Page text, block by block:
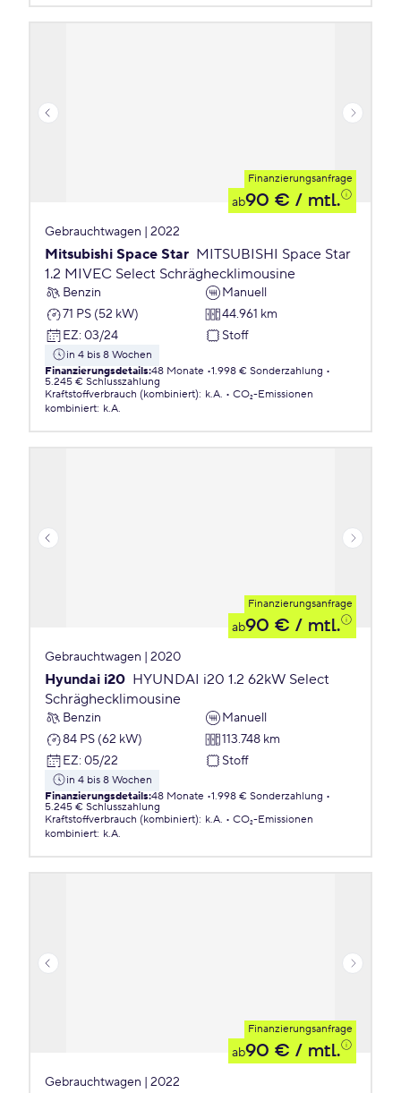
Finanzierungsanfrage
ab90 € / mtl.
Gebrauchtwagen | 2022
Mitsubishi Space Star MITSUBISHI Space Star
1.2 MIVEC Select Schräghecklimousine
Benzin
Manuell
71 PS (52 kW)
44.961 km
EZ: 03/24 Stoff
in 4 bis 8 Wochen
Finanzierungsdetails:48 Monate 1.998 € Sonderzahlung
5.245 € Schlusszahlung
Kraftstoffverbrauch (kombiniert): k.A.
CO₂-Emissionen
kombiniert: k.A.
Finanzierungsanfrage
ab90 € / mtl.
Gebrauchtwagen | 2020
Hyundai i20 HYUNDAI i20 1.2 62kW Select
Schräghecklimousine
Benzin
Manuell
84 PS (62 kW)
113.748 km
EZ: 05/22 Stoff
in 4 bis 8 Wochen
Finanzierungsdetails:48 Monate 1.998 € Sonderzahlung
5.245 € Schlusszahlung
Kraftstoffverbrauch (kombiniert): k.A.
CO₂-Emissionen
kombiniert: k.A.
Finanzierungsanfrage
ab90 € / mtl.
Gebrauchtwagen | 2022